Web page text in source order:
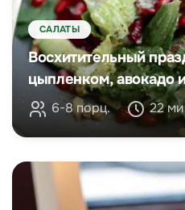
САЛАТЫ
Восхитительный
цыпленком, авокадо
6-8 порц. 22